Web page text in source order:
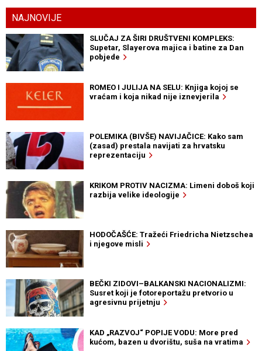
NAJNOVIJE
SLUČAJ ZA ŠIRI DRUŠTVENI KOMPLEKS:
Supetar, Slayerova majica i batine za Dan
pobjede
ROMEO I JULIJA NA SELU: Knjiga kojoj se
vraćam i koja nikad nije iznevjerila
POLEMIKA (BIVŠE) NAVIJAČICE: Kako sam
(zasad) prestala navijati za hrvatsku
reprezentaciju
KRIKOM PROTIV NACIZMA: Limeni doboš koji
razbija velike ideologije
HODOČAŠĆE: Tražeći Friedricha Nietzschea
i njegove misli
BEČKI ZIDOVI–BALKANSKI NACIONALIZMI:
Susret koji je fotoreportažu pretvorio u
agresivnu prijetnju
KAD „RAZVOJ“ POPIJE VODU: More pred
kućom, bazen u dvorištu, suša na vratima